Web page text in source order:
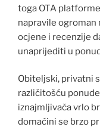
toga OTA
napravile ogroman
ocjene i recenzije
unaprijediti u
Obiteljski, privatni
različitošću
iznajmljivača vrlo
domaćini se brzo